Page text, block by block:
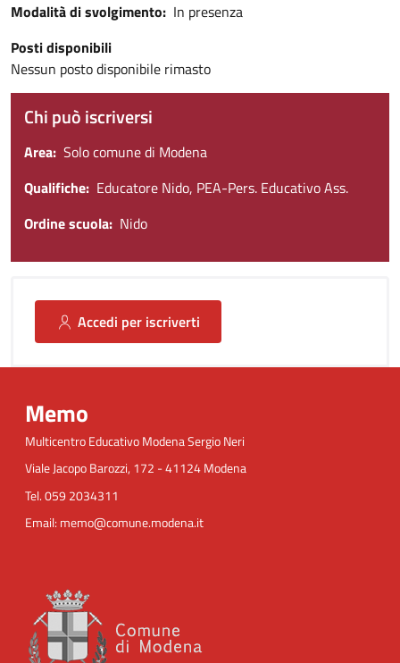
Modalità di svolgimento In presenza
Posti disponibili
Nessun posto disponibile rimasto
Chi può iscriversi
Area Solo comune di Modena
Qualifiche Educatore Nido, PEA-Pers. Educativo Ass.
Ordine scuola Nido
Accedi per iscriverti
Memo
Multicentro Educativo Modena Sergio Neri
Viale Jacopo Barozzi, 172 - 41124 Modena
Tel. 059 2034311
Email: memo@comune.modena.it